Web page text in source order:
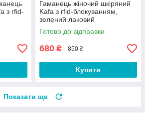
з rfid-
Гаманець жіночий шкіряний
Kafa з rfid-блокуванням,
зелений лаковий
Готово до відправки
680 ₴ 850 ₴
Купити
Показати ще